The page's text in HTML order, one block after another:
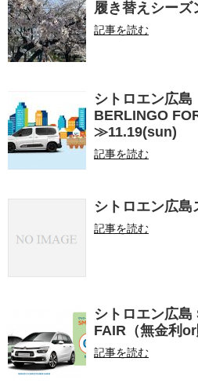
履き替えシー
記事を読む
シトロエン広
BERLINGO
≫11.19(sun)
記事を読む
シトロエン広島
記事を読む
シトロエン広
FAIR（無金利or
記事を読む